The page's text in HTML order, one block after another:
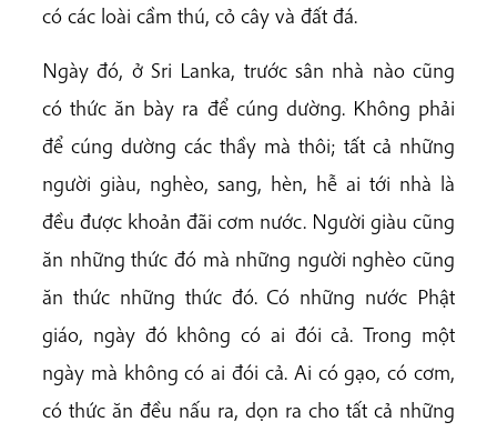
có các loài cầm thú, cỏ cây và đất đá.
Ngày đó, ở Sri Lanka, trước sân nhà nào cũng
có thức ăn bày ra để cúng dường. Không phải
để cúng dường các thầy mà thôi; tất cả những
người giàu, nghèo, sang, hèn, hễ ai tới nhà là
đều được khoản đãi cơm nước. Người giàu cũng
ăn những thức đó mà những người nghèo cũng
ăn thức những thức đó. Có những nước Phật
giáo, ngày đó không có ai đói cả. Trong một
ngày mà không có ai đói cả. Ai có gạo, có cơm,
có thức ăn đều nấu ra, dọn ra cho tất cả những